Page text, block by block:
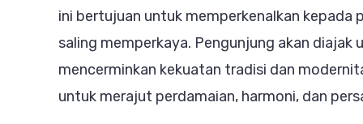
ini bertujuan untuk memperkenalkan kepada
saling memperkaya. Pengunjung akan
mencerminkan kekuatan tradisi dan
untuk merajut perdamaian, harmoni, dan